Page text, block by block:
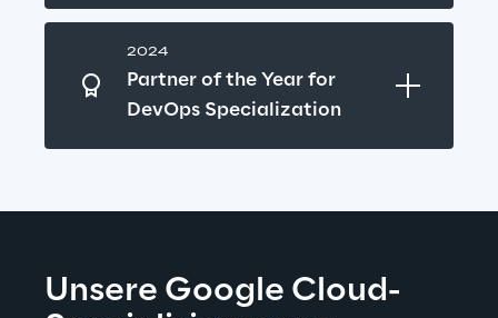
2024
Partner of the Year for
DevOps Specialization
Unsere Google Cloud-